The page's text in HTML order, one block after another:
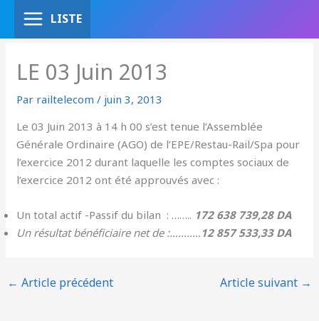
LISTE
LE 03 Juin 2013
Par railtelecom/ juin 3, 2013
Le 03 Juin 2013 à 14 h 00 s’est tenue l’Assemblée
Générale Ordinaire (AGO) de l’EPE/Restau-Rail/Spa pour
l’exercice 2012 durant laquelle les comptes sociaux de
l’exercice 2012 ont été approuvés avec :
Un total actif -Passif du bilan : …….. 172 638 739,28 DA
Un résultat bénéficiaire net de :…..…… 12 857 533,33 DA
← Article précédent Article suivant →